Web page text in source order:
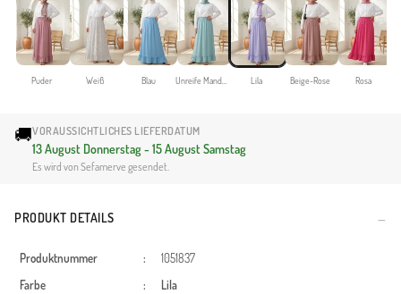
Puder Weiß Blau Lila Beige-Rose Rosa
🚚VORAUSSICHTLICHES LIEFERDATUM
13 August Donnerstag - 15 August Samstag
Es wird von Sefamerve gesendet.
PRODUKT DETAILS
Produktnummer :
1051837
Farbe
:
Lila